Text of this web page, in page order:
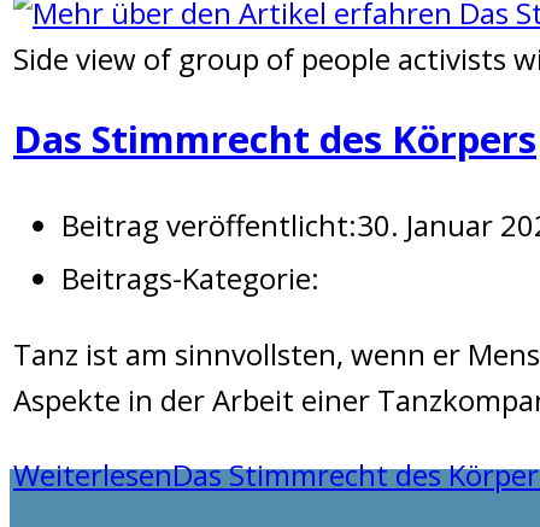
Side view of group of people activists
Das Stimmrecht des Körpers
Beitrag veröffentlicht:30. Januar
Beitrags-Kategorie:
Tanz ist am sinnvollsten, wenn er
Aspekte in der Arbeit einer
WeiterlesenDas Stimmrecht des